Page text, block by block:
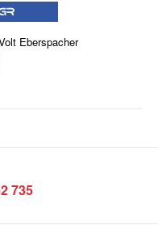
Eberspacher
735